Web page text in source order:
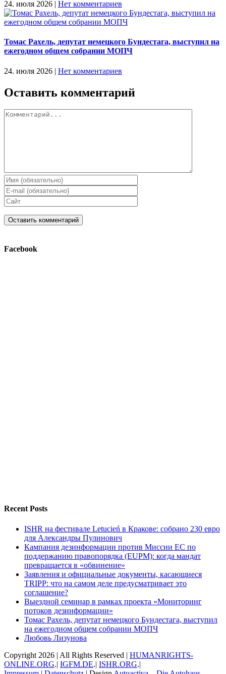
24. июля 2026 | Нет комментариев
Томас Рахель, депутат немецкого Бундестага, выступил на
ежегодном общем собрании МОПЧ
24. июля 2026 | Нет комментариев
Оставить комментарий
Комментарий
Facebook
Recent Posts
ISHR на фестивале Letucień в Кракове: собрано 230 евро
для Александры Пулинович
Кампания дезинформации против Миссии ЕС по
поддержанию правопорядка (EUPM): когда мандат
превращается в «обвинение»
Заявления и официальные документы, касающиеся
TRIPP: что на самом деле предусматривает это
соглашение?
Выездной семинар в рамках проекта «Мониторинг
потоков дезинформации»
Томас Рахель, депутат немецкого Бундестага, выступил
на ежегодном общем собрании МОПЧ
Любовь Лизунова
Copyright 2026 | All Rights Reserved | HUMANRIGHTS-
ONLINE.ORG.| IGFM.DE.| ISHR.ORG.|